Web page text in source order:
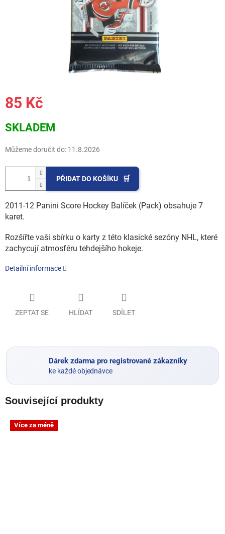
85 Kč
cena:
SKLADEM
Můžeme doručit do: 11.8.2026
PŘIDAT DO KOŠÍKU
2011-12 Panini Score Hockey Balíček (Pack) obsahuje 7
karet.
Rozšířte vaši sbírku o karty z této klasické sezóny NHL, které
zachycují atmosféru tehdejšího hokeje.
Detailní informace
ZEPTAT SE HLÍDAT SDÍLET
Dárek zdarma pro registrované zákazníky
ke každé objednávce
Související produkty
Více za méně